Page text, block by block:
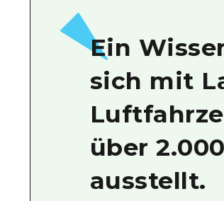
Ein
sich mit
über
ausstellt.